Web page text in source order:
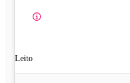
Leito